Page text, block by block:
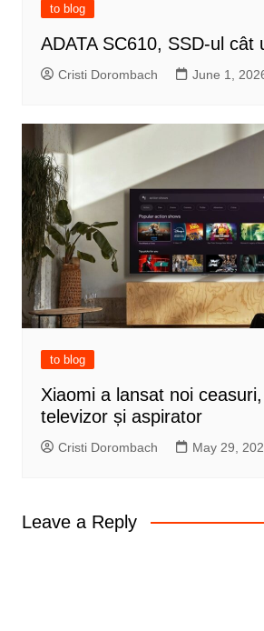
to blog
ADATA SC610, SSD-ul cât
Cristi Dorombach June 1,
to blog
Xiaomi a lansat noi
televizor și aspirator
Cristi Dorombach May 29,
Leave a Reply